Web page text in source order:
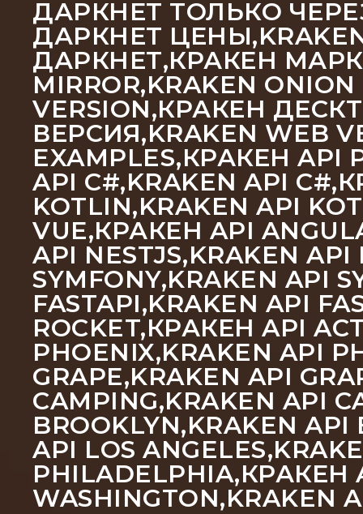
ДАРКНЕТ ТОЛЬКО
ДАРКНЕТ
ДАРКНЕТ,КРАКЕН
MIRROR,KRAKEN
VERSION,КРАКЕН
ВЕРСИЯ,KRAKEN WEB
EXAMPLES,КРАКЕН API
API C#,KRAKEN API
KOTLIN,KRAKEN API
VUE,КРАКЕН API
API NESTJS,KRAKEN
SYMFONY,KRAKEN API
FASTAPI,KRAKEN API
ROCKET,КРАКЕН API
PHOENIX,KRAKEN API
GRAPE,KRAKEN API
CAMPING,KRAKEN API
BROOKLYN,KRAKEN
API LOS
PHILADELPHIA,КРАКЕН
WASHINGTON,KRAKEN